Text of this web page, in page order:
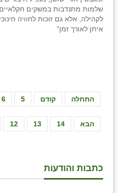
שלמות מתנדבות במשקים
לקהילה, אלא גם זוכות לחוויה
איתן לאורך זמן"
התחלה קודם 5
6
12 13 14 הבא
כתבות והודעות